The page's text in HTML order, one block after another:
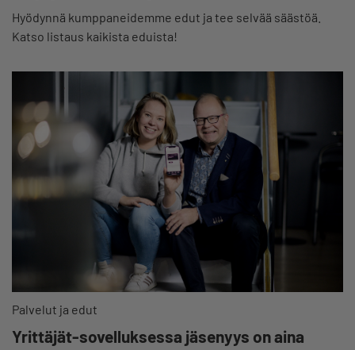
Hyödynnä kumppaneidemme edut ja tee selvää säästöä.
Katso listaus kaikista eduista!
Palvelut ja edut
Yrittäjät-sovelluksessa jäsenyys on aina